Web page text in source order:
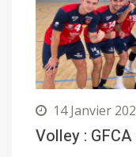
14 Janvier
Volley :